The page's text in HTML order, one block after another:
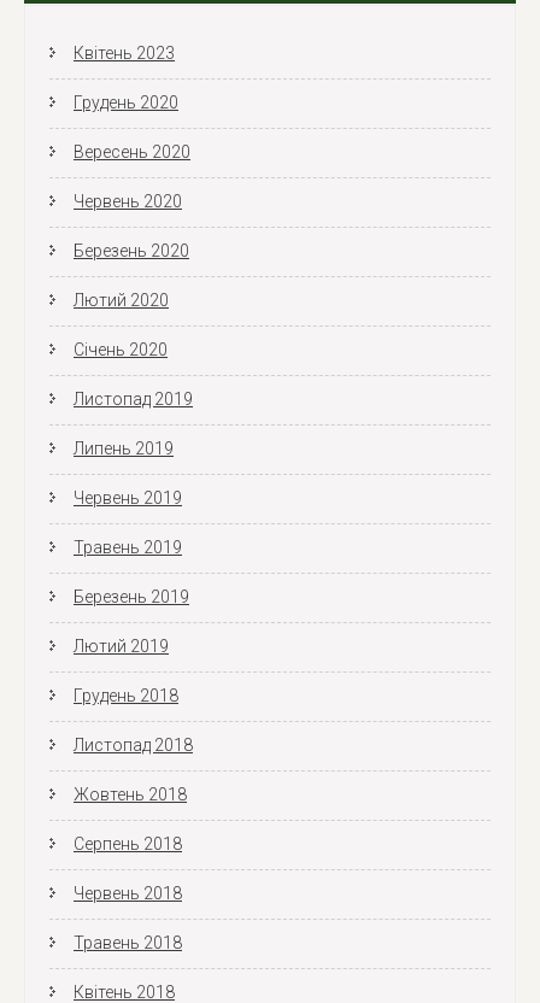
Квітень 2023
Грудень 2020
Вересень 2020
Червень 2020
Березень 2020
Лютий 2020
Січень 2020
Листопад 2019
Липень 2019
Червень 2019
Травень 2019
Березень 2019
Лютий 2019
Грудень 2018
Листопад 2018
Жовтень 2018
Серпень 2018
Червень 2018
Травень 2018
Квітень 2018